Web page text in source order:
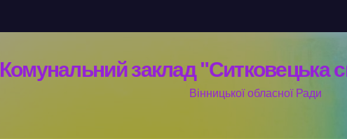
Комунальний заклад "Ситковецька
Вінницької обласної Ради